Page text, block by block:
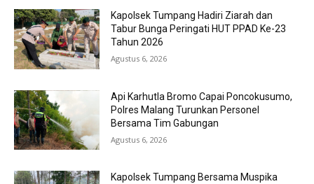
Kapolsek Tumpang Hadiri Ziarah dan
Tabur Bunga Peringati HUT PPAD Ke-23
Tahun 2026
Agustus 6, 2026
Api Karhutla Bromo Capai Poncokusumo,
Polres Malang Turunkan Personel
Bersama Tim Gabungan
Agustus 6, 2026
Kapolsek Tumpang Bersama Muspika